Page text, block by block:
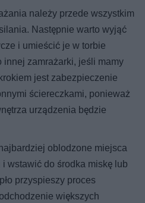
należy przede wszystkim
Następnie warto wyjąć
i umieścić je w torbie
zamrażarki, jeśli mamy
jest zabezpieczenie
ściereczkami, ponieważ
urządzenia będzie
oblodzone miejsca
wstawić do środka miskę lub
przyspieszy proces
większych